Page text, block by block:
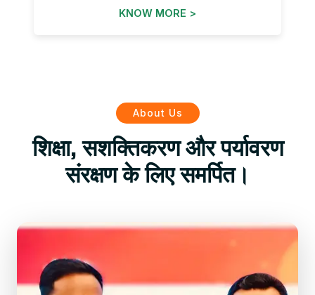
KNOW MORE >
About Us
शिक्षा, सशक्तिकरण और पर्यावरण
संरक्षण के लिए समर्पित।